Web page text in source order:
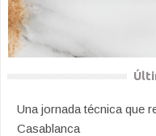
Una jornada técnica que
Casablanca